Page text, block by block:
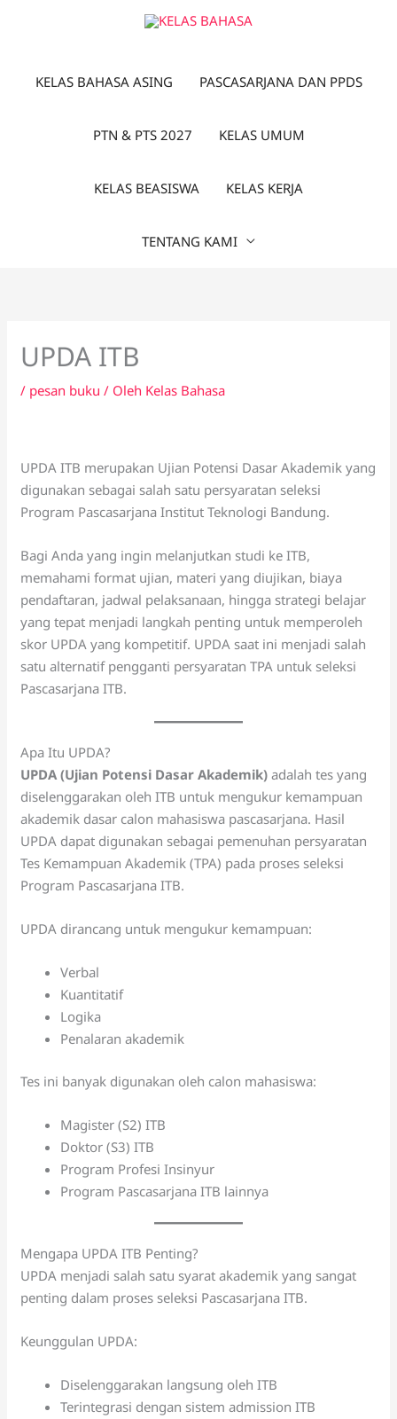
KELAS BAHASA ASING
PASCASARJANA DAN PPDS
PTN & PTS 2027 KELAS UMUM
KELAS BEASISWA KELAS KERJA
TENTANG KAMI
UPDA ITB
/ pesan buku / Oleh Kelas Bahasa
UPDA ITB merupakan Ujian Potensi Dasar Akademik yang
digunakan sebagai salah satu persyaratan seleksi
Program Pascasarjana Institut Teknologi Bandung.
Bagi Anda yang ingin melanjutkan studi ke ITB,
memahami format ujian, materi yang diujikan, biaya
pendaftaran, jadwal pelaksanaan, hingga strategi belajar
yang tepat menjadi langkah penting untuk memperoleh
skor UPDA yang kompetitif. UPDA saat ini menjadi salah
satu alternatif pengganti persyaratan TPA untuk seleksi
Pascasarjana ITB.
Apa Itu UPDA?
UPDA (Ujian Potensi Dasar Akademik) adalah tes yang
diselenggarakan oleh ITB untuk mengukur kemampuan
akademik dasar calon mahasiswa pascasarjana. Hasil
UPDA dapat digunakan sebagai pemenuhan persyaratan
Tes Kemampuan Akademik (TPA) pada proses seleksi
Program Pascasarjana ITB.
UPDA dirancang untuk mengukur kemampuan:
Verbal
Kuantitatif
Logika
Penalaran akademik
Tes ini banyak digunakan oleh calon mahasiswa:
Magister (S2) ITB
Doktor (S3) ITB
Program Profesi Insinyur
Program Pascasarjana ITB lainnya
Mengapa UPDA ITB Penting?
UPDA menjadi salah satu syarat akademik yang sangat
penting dalam proses seleksi Pascasarjana ITB.
Keunggulan UPDA:
Diselenggarakan langsung oleh ITB
Terintegrasi dengan sistem admission ITB